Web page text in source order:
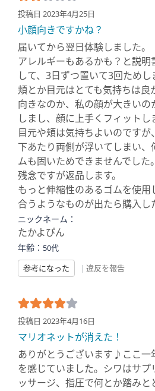
投稿日 2023年4月25日
小顔向きですかね？
届いてから翌日体験しました。
アレルギーもあるかも？と説
して、3日ずつ置いて3回ためし
頬とか目元はとても気持ちは良
向きなのか、私の顔が大きいの
しまし、顔に上手くフィットし
目元や頬は気持ちよいのです
下あたり両側が浮いてしまい、
ムも固いためできませんでした。
残念ですが返品します。
もっと伸縮性のあるゴムを使用
合うようなものが出たら購入し
ニックネーム：
たかよぴん
年齢： 50代
参考になった
| 違反を報告
投稿日 2023年4月16日
マリオネットが消えた！
ありがとうございます♪ここ一
を感じていました。シワはサ
ッサージ、指圧で何とか踏みと